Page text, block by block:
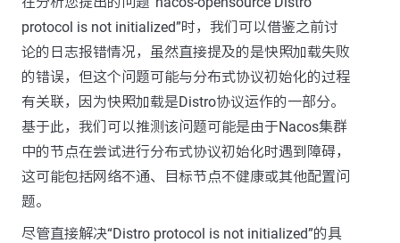
protocol is not initialized”时，我们可以借鉴之前讨
论的日志报错情况，虽然直接提及的是快照加载失败
的错误，但这个问题可能与分布式协议初始化的过程
有关联，因为快照加载是Distro协议运作的一部分。
基于此，我们可以推测该问题可能是由于Nacos集群
中的节点在尝试进行分布式协议初始化时遇到障碍，
这可能包括网络不通、目标节点不健康或其他配置问
题。
尽管直接解决“Distro protocol is not initialized”的具